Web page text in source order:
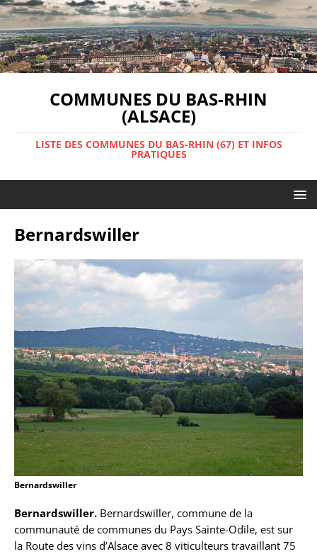
COMMUNES DU BAS-RHIN
(ALSACE)
LISTE DES COMMUNES DU BAS-RHIN (67) ET INFOS
PRATIQUES
Bernardswiller
Bernardswiller
Bernardswiller. Bernardswiller, commune de la
communauté de communes du Pays Sainte-Odile, est sur
la Route des vins d’Alsace avec 8 viticulteurs travaillant 75